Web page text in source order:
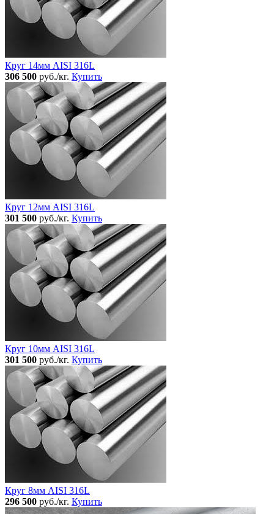
Круг 14мм AISI 316L
306 500 руб./кг. Купить
Круг 12мм AISI 316L
301 500 руб./кг. Купить
Круг 10мм AISI 316L
301 500 руб./кг. Купить
Круг 8мм AISI 316L
296 500 руб./кг. Купить